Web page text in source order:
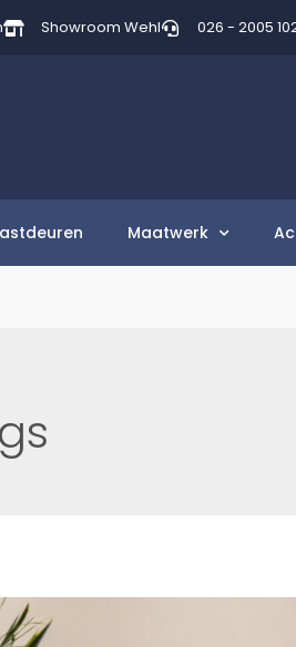
Showroom Wehl 026 - 2005
Maatwerk